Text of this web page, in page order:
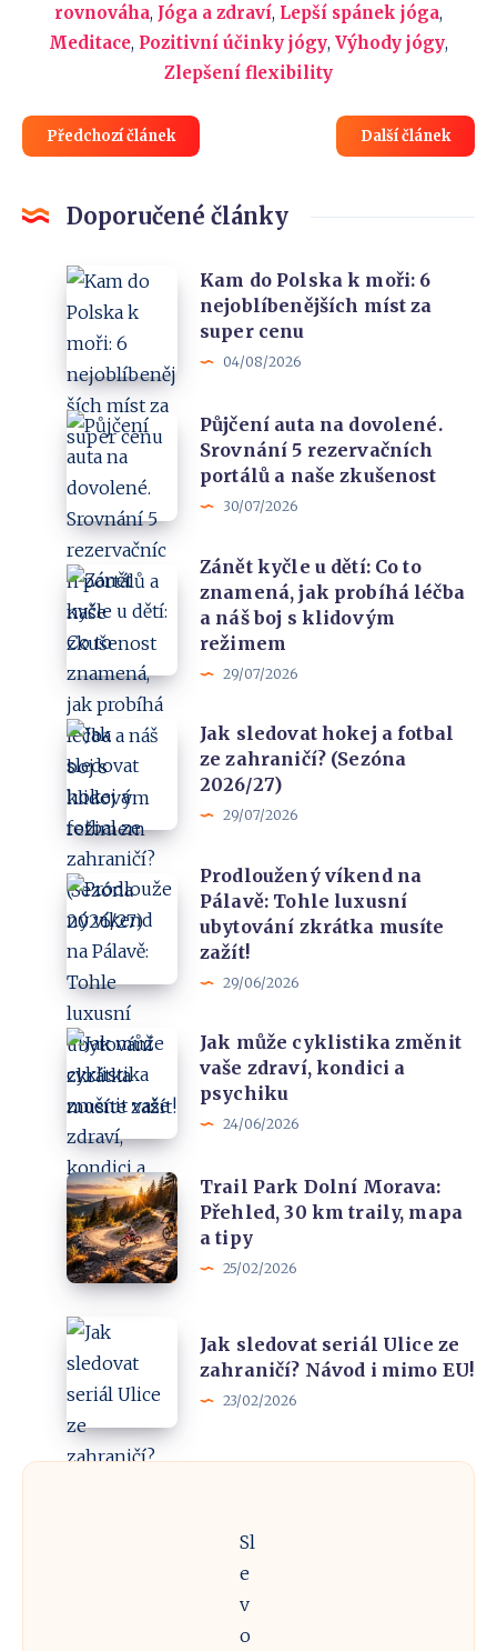
rovnováha, Jóga a zdraví, Lepší spánek jóga,
Meditace, Pozitivní účinky jógy, Výhody jógy,
Zlepšení flexibility
Předchozí článek Další článek
Doporučené články
Kam
do
Polska
k
moři:
6
nejoblíbenějších
míst
za
super
cenu
Kam do Polska k moři: 6
nejoblíbenějších míst za
super cenu
04/08/2026
Půjčení
auta
na
dovolené.
Srovnání
5
rezervačních
portálů
a
naše
zkušenost
Půjčení auta na dovolené.
Srovnání 5 rezervačních
portálů a naše zkušenost
30/07/2026
Zánět
kyčle
u
dětí:
Co
to
znamená,
jak
probíhá
léčba
a
náš
boj
s
klidovým
režimem
Zánět kyčle u dětí: Co to
znamená, jak probíhá léčba
a náš boj s klidovým
režimem
29/07/2026
Jak
sledovat
hokej
a
fotbal
ze
zahraničí?
(Sezóna
2026/27)
Jak sledovat hokej a fotbal
ze zahraničí? (Sezóna
2026/27)
29/07/2026
Prodloužený
víkend
na
Pálavě:
Tohle
luxusní
ubytování
zkrátka
musíte
zažít!
Prodloužený víkend na
Pálavě: Tohle luxusní
ubytování zkrátka musíte
zažít!
29/06/2026
Jak
může
cyklistika
změnit
vaše
zdraví,
kondici
a
psychiku
Jak může cyklistika změnit
vaše zdraví, kondici a
psychiku
24/06/2026
Trail
Park
Dolní
Morava:
30
km
traily,
mapa
a
Trail Park Dolní Morava:
Přehled, 30 km traily, mapa
a tipy
25/02/2026
Jak
sledovat
seriál
Ulice
ze
Jak sledovat seriál Ulice ze
zahraničí? Návod i mimo EU!
23/02/2026
Sl
e
v
o